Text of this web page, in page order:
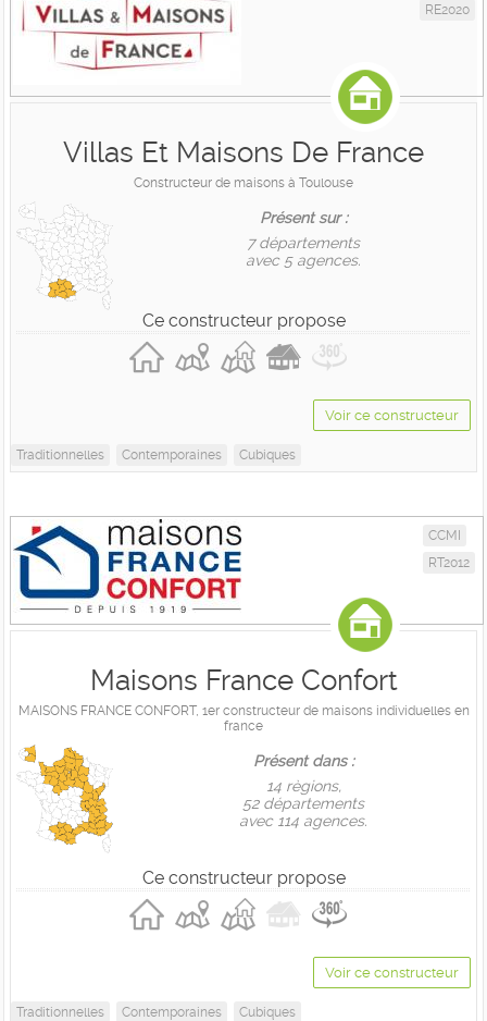
RE2020
Villas Et Maisons De France
Constructeur de maisons à Toulouse
Présent sur :
7 départements
avec 5 agences.
Ce constructeur propose
Voir ce constructeur
Traditionnelles Contemporaines Cubiques
CCMI
RT2012
Maisons France Confort
MAISONS FRANCE CONFORT, 1er constructeur de maisons individuelles en
france
Présent dans :
14 règions,
52 départements
avec 114 agences.
Ce constructeur propose
Voir ce constructeur
Traditionnelles Contemporaines Cubiques